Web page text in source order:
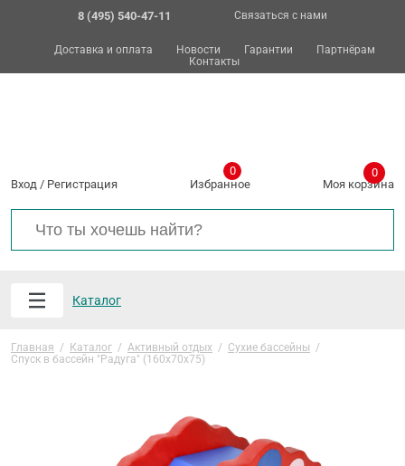
8 (495) 540-47-11 Связаться с нами
Доставка и оплата Новости Гарантии
Партнёрам
Контакты
Вход / Регистрация Избранное
0
Моя корзина
0
Каталог
Главная / Каталог / Активный отдых / Сухие бассейны /
Спуск в бассейн "Радуга" (160х70х75)